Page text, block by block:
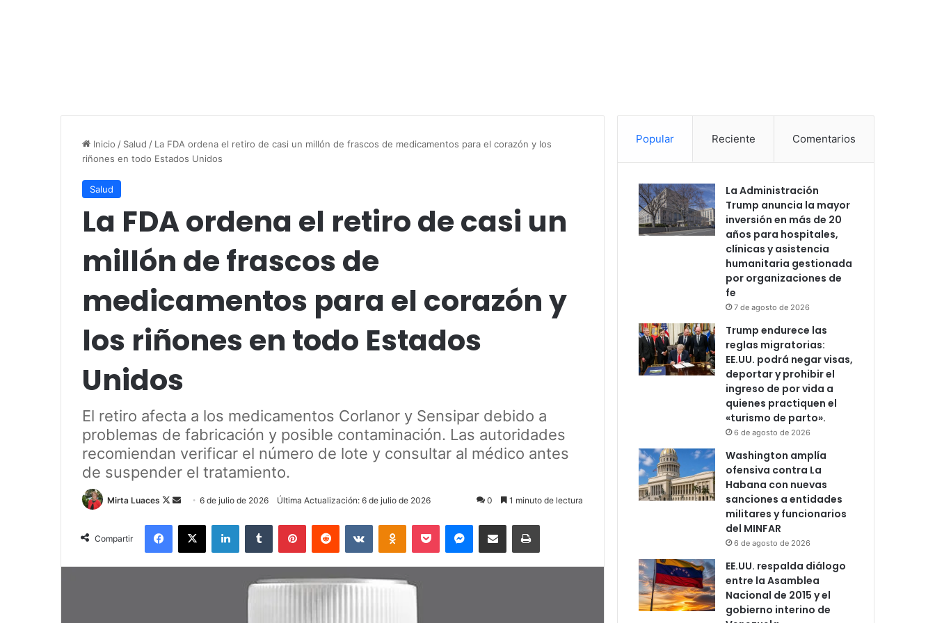
Inicio / Salud / La FDA ordena el retiro de casi un millón de frascos de medicamentos para el corazón y los
riñones en todo Estados Unidos
Salud
La FDA ordena el retiro de casi un
millón de frascos de
medicamentos para el corazón y
los riñones en todo Estados
Unidos
El retiro afecta a los medicamentos Corlanor y Sensipar debido a
problemas de fabricación y posible contaminación. Las autoridades
recomiendan verificar el número de lote y consultar al médico antes
de suspender el tratamiento.
Mirta Luaces
F
o a
6 de julio de 2026 Última Actualización: 6 de julio de 2026 0 1 minuto de lectura
Compartir
Popular Reciente Comentarios
La Administración
Trump anuncia la mayor
inversión en más de 20
años para hospitales,
clínicas y asistencia
humanitaria gestionada
por organizaciones de
fe
7 de agosto de 2026
Trump endurece las
reglas migratorias:
EE.UU. podrá negar visas,
deportar y prohibir el
ingreso de por vida a
quienes practiquen el
«turismo de parto».
6 de agosto de 2026
Washington amplía
ofensiva contra La
Habana con nuevas
sanciones a entidades
militares y funcionarios
del MINFAR
6 de agosto de 2026
EE.UU. respalda diálogo
entre la Asamblea
Nacional de 2015 y el
gobierno interino de